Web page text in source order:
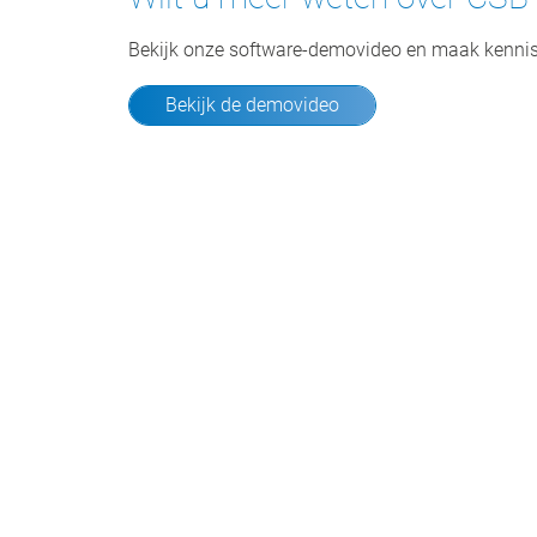
Bekijk onze software-demovideo en maak
Bekijk de demovideo